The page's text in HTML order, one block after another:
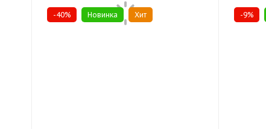
-40% Новинка Хит -9%